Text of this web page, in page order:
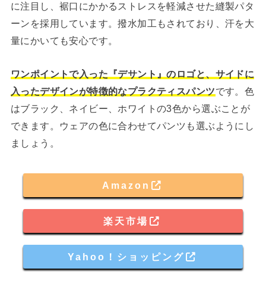
に注目し、裾口にかかるストレスを軽減させた縫製パタ
ーンを採用しています。撥水加工もされており、汗を大
量にかいても安心です。
ワンポイントで入った『デサント』のロゴと、サイドに
入ったデザインが特徴的なプラクティスパンツです。色
はブラック、ネイビー、ホワイトの3色から選ぶことが
できます。ウェアの色に合わせてパンツも選ぶようにし
ましょう。
Amazon
楽天市場
Yahoo！ショッピング